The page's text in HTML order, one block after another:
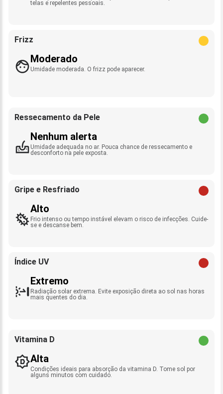
telas e repelentes pessoais.
Frizz
Moderado
Umidade moderada. O frizz pode aparecer.
Ressecamento da Pele
Nenhum alerta
Umidade adequada no ar. Pouca chance de ressecamento e
desconforto na pele exposta.
Gripe e Resfriado
Alto
Frio intenso ou tempo instável elevam o risco de infecções. Cuide-
se e descanse bem.
Índice UV
Extremo
Radiação solar extrema. Evite exposição direta ao sol nas horas
mais quentes do dia.
Vitamina D
Alta
Condições ideais para absorção da vitamina D. Tome sol por
alguns minutos com cuidado.